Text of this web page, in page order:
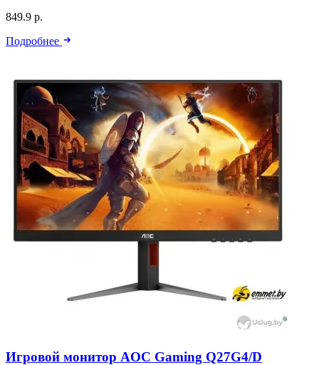
849.9 р.
Подробнее
Игровой монитор AOC Gaming Q27G4/D